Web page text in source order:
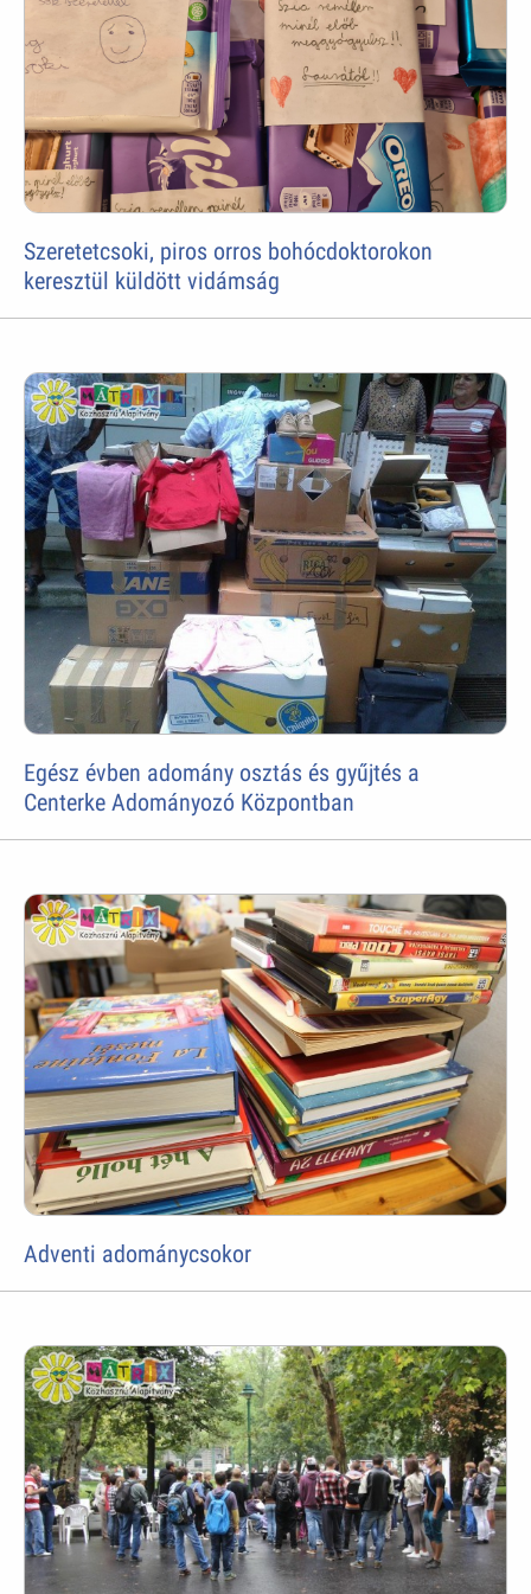
Szeretetcsoki, piros orros bohócdoktorokon
keresztül küldött vidámság
Egész évben adomány osztás és gyűjtés a
Centerke Adományozó Központban
Adventi adománycsokor